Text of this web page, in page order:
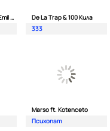
V:RGO| Илиян Бойд| Emil TRF| Dim4oU и Aтанас Колев
De La Trap & 100 Кила
333
Marso ft. Kotenceto
Психопат